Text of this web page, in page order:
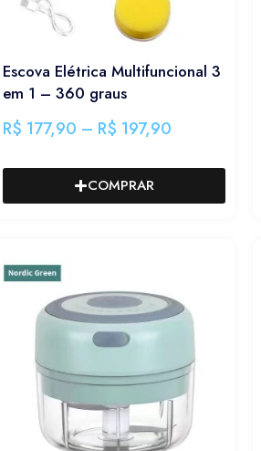
Escova Elétrica Multifuncional 3
em 1 – 360 graus
R$ 177,90 – R$ 197,90
COMPRAR